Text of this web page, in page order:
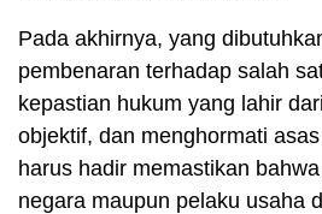
Pada akhirnya, yang
pembenaran terhadap salah
kepastian hukum yang lahir
objektif, dan menghormati
harus hadir memastikan
negara maupun pelaku usaha